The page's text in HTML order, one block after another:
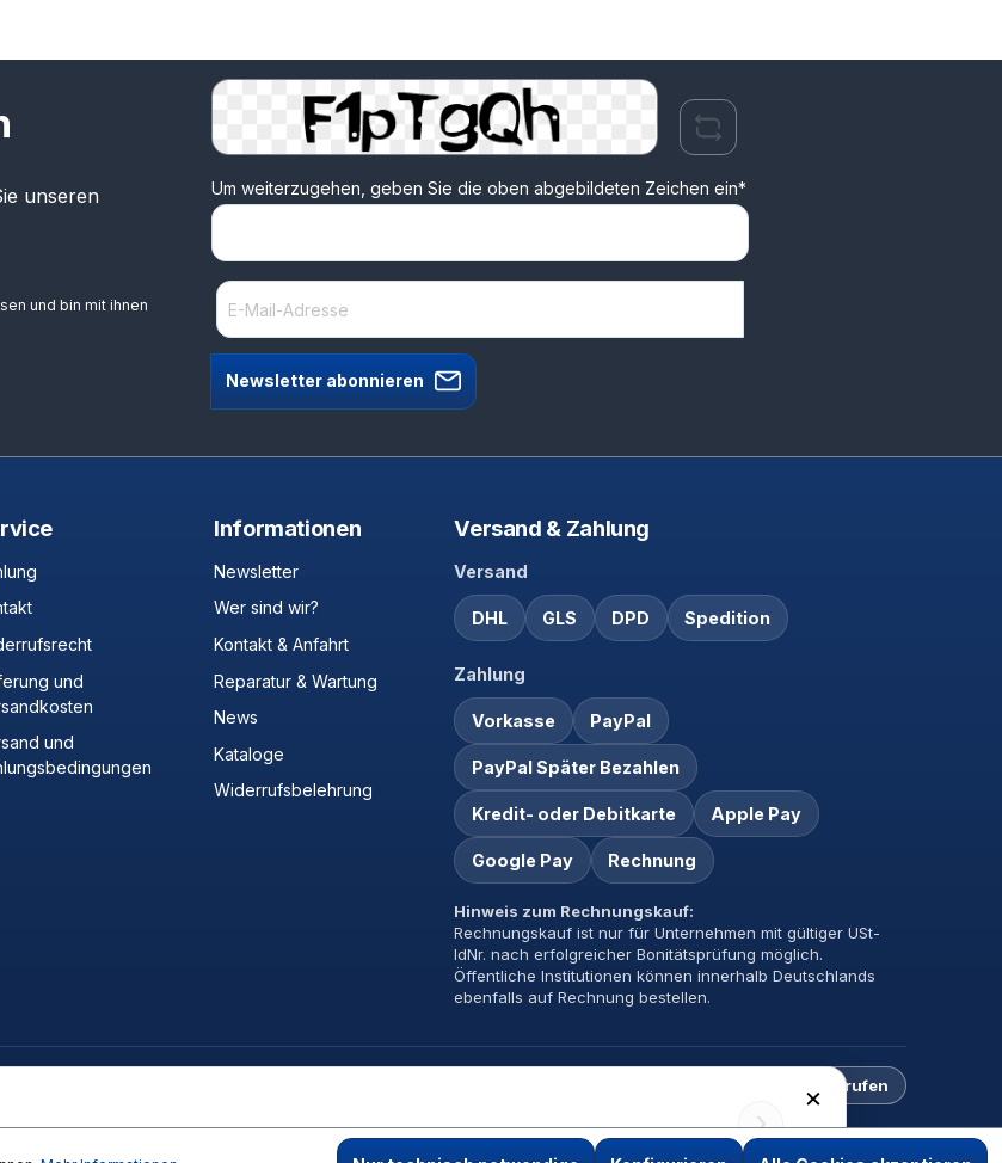
unseren
und bin mit ihnen
Um weiterzugehen, geben Sie die oben abgebildeten Zeichen ein*
Newsletter abonnieren
und
und
Informationen
Newsletter
Wer sind wir?
Kontakt & Anfahrt
Reparatur & Wartung
News
Kataloge
Widerrufsbelehrung
Versand & Zahlung
Versand
DHL GLS DPD Spedition
Zahlung
Vorkasse PayPal
PayPal Später Bezahlen
Kredit- oder Debitkarte Apple Pay
Google Pay Rechnung
Hinweis zum Rechnungskauf:
Rechnungskauf ist nur für Unternehmen mit gültiger USt-
IdNr. nach erfolgreicher Bonitätsprüfung möglich.
Öffentliche Institutionen können innerhalb Deutschlands
ebenfalls auf Rechnung bestellen.
Vertrag widerrufen
›
×